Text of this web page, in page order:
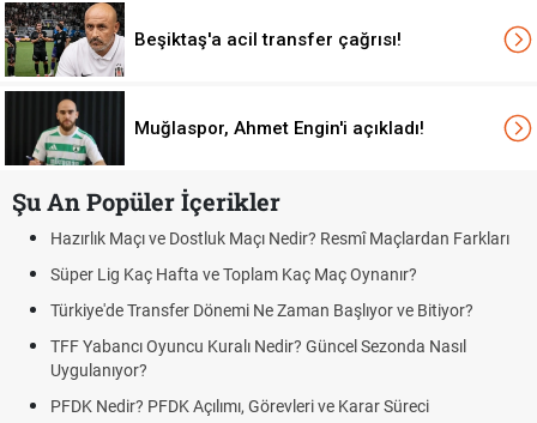
Beşiktaş'a acil transfer çağrısı!
Muğlaspor, Ahmet Engin'i açıkladı!
Şu An Popüler İçerikler
Nedir? Resmî Maçlardan Farkları
Kaç Maç Oynanır?
Zaman Başlıyor ve Bitiyor?
Güncel Sezonda Nasıl
ve Karar Süreci
Puan Durumunda AG, OM ve
Skor Ne Demek? Sporda Skor
Futbol Nasıl Oynanır? Temel
Deplasman Golü Kuralı
DGS Sonuçları Ne Zaman